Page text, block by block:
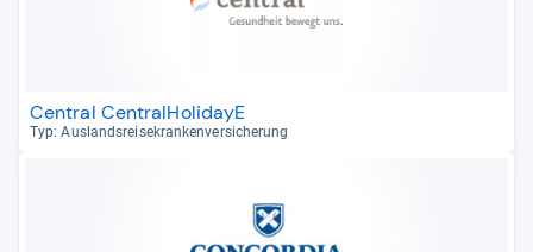
Central CentralHolidayE
Typ: Aus­lands­rei­se­kran­ken­ver­si­che­rung